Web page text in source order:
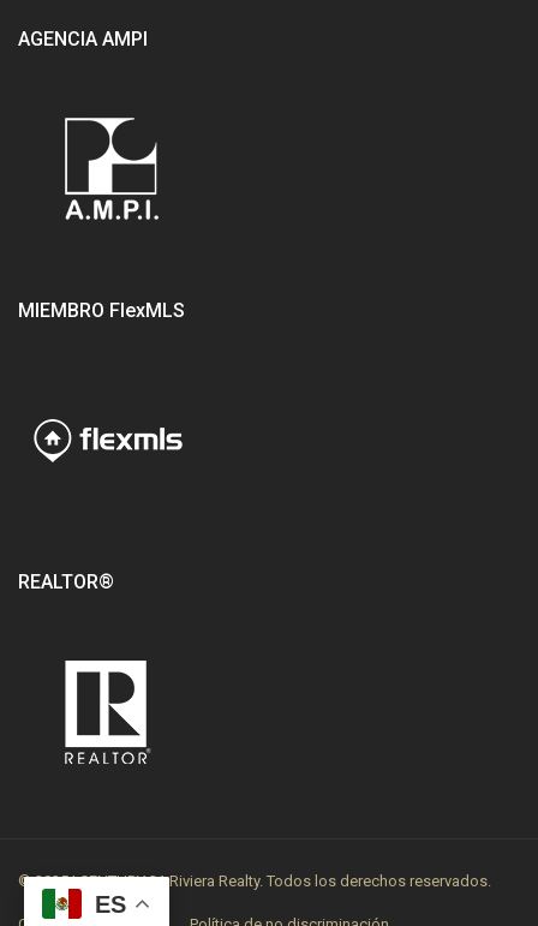
AGENCIA AMPI
MIEMBRO FlexMLS
REALTOR®
© 2025 | CENTURY 21 Riviera Realty. Todos los derechos reservados.
ES